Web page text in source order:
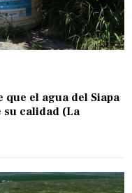
que el agua del Siapa
su calidad (La